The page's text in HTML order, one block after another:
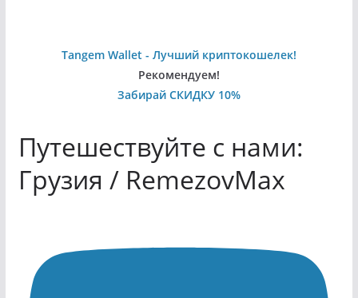
Tangem Wallet - Лучший криптокошелек!
Рекомендуем!
Забирай СКИДКУ 10%
Путешествуйте с нами:
Грузия / RemezovMax